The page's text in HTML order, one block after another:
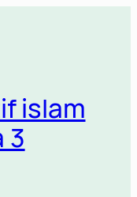
islam
3